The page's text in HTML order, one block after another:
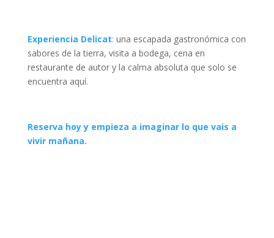
Experiencia Delicat: una escapada gastronómica con
sabores de la tierra, visita a bodega, cena en
restaurante de autor y la calma absoluta que solo se
encuentra aquí.
Reserva hoy y empieza a imaginar lo que vais a
vivir mañana.